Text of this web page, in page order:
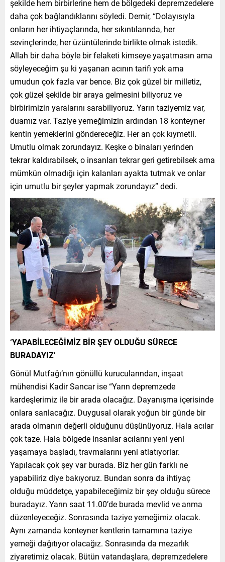
şekilde hem birbirlerine hem de bölgedeki depremzedelere
daha çok bağlandıklarını söyledi. Demir, “Dolayısıyla
onların her ihtiyaçlarında, her sıkıntılarında, her
sevinçlerinde, her üzüntülerinde birlikte olmak istedik.
Allah bir daha böyle bir felaketi kimseye yaşatmasın ama
söyleyeceğim şu ki yaşanan acının tarifi yok ama
umudun çok fazla var bence. Biz çok güzel bir milletiz,
çok güzel şekilde bir araya gelmesini biliyoruz ve
birbirimizin yaralarını sarabiliyoruz. Yarın taziyemiz var,
duamız var. Taziye yemeğimizin ardından 18 konteyner
kentin yemeklerini göndereceğiz. Her an çok kıymetli.
Umutlu olmak zorundayız. Keşke o binaları yerinden
tekrar kaldırabilsek, o insanları tekrar geri getirebilsek ama
mümkün olmadığı için kalanları ayakta tutmak ve onlar
için umutlu bir şeyler yapmak zorundayız” dedi.
‘YAPABİLECEĞİMİZ BİR ŞEY OLDUĞU SÜRECE
BURADAYIZ’
Gönül Mutfağı’nın gönüllü kurucularından, inşaat
mühendisi Kadir Sancar ise “Yarın depremzede
kardeşlerimiz ile bir arada olacağız. Dayanışma içerisinde
onlara sarılacağız. Duygusal olarak yoğun bir günde bir
arada olmanın değerli olduğunu düşünüyoruz. Hala acılar
çok taze. Hala bölgede insanlar acılarını yeni yeni
yaşamaya başladı, travmalarını yeni atlatıyorlar.
Yapılacak çok şey var burada. Biz her gün farklı ne
yapabiliriz diye bakıyoruz. Bundan sonra da ihtiyaç
olduğu müddetçe, yapabileceğimiz bir şey olduğu sürece
buradayız. Yarın saat 11.00’de burada mevlid ve anma
düzenleyeceğiz. Sonrasında taziye yemeğimiz olacak.
Aynı zamanda konteyner kentlerin tamamına taziye
yemeği dağıtıyor olacağız. Sonrasında da mezarlık
ziyaretimiz olacak. Bütün vatandaşlara, depremzedelere